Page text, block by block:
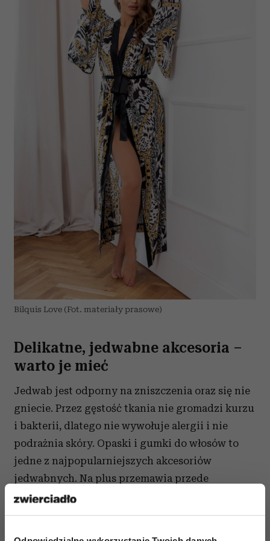
Bilquis Love (Fot. materiały prasowe)
Delikatne, jedwabne akcesoria –
warto je mieć
Jedwab jest odporny na zniszczenia oraz się nie
gniecie. Przez gęstość tkania nie gromadzi kurzu
i bakterii, dlatego nie wywołuje alergii i nie
podrażnia skóry. Opaski i gumki do włosów to
jedne z najpopularniejszych akcesoriów
jedwabnych. Na plus przemawia przede
wszystkim ich lekkość i delikatność, poza tym
nie niszczą kosmyków oraz ich nie opinają. Ze